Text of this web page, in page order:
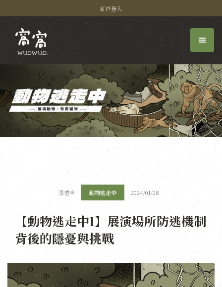
訂戶登入
張愷丰 動物逃走中 2024/01/28
【動物逃走中1】展演場所防逃機制
背後的隱憂與挑戰